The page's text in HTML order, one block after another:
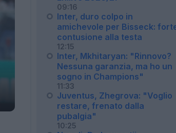
09:16
Inter, duro colpo in
amichevole per Bisseck:
contusione alla testa
12:15
Inter, Mkhitaryan: "Rinnovo?
Nessuna garanzia, ma ho un
sogno in Champions"
11:33
Juventus, Zhegrova: "Voglio
restare, frenato dalla
pubalgia"
10:25